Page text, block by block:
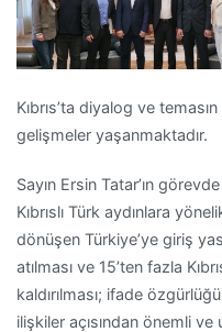
Kıbrıs’ta diyalog ve
gelişmeler yaşanmaktadır.
Sayın Ersin Tatar’ın
Kıbrıslı Türk aydınlara
dönüşen Türkiye’ye giriş
atılması ve 15’ten fazla
kaldırılması; ifade
ilişkiler açısından önemli